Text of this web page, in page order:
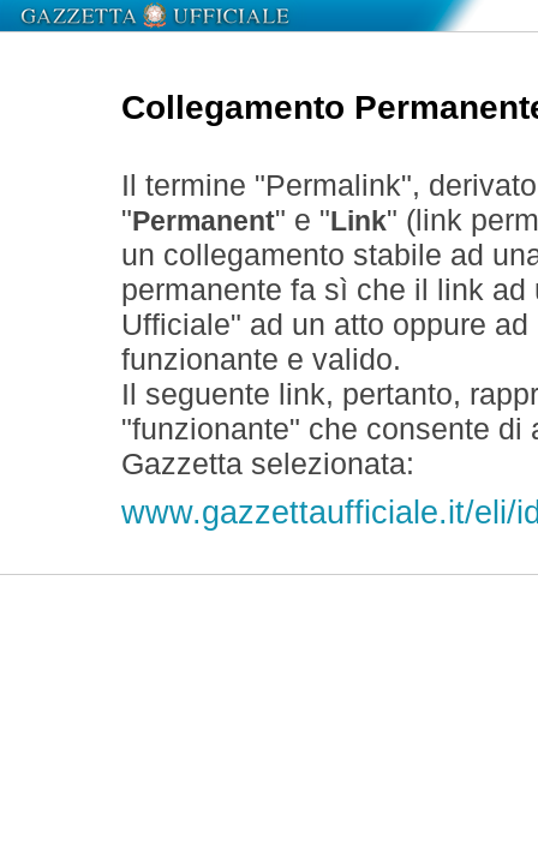
Collegamento
Il termine "Permalink",
" Permanent" e " Link" (link
un collegamento stabile ad
permanente fa sì che il link
Ufficiale" ad un atto oppure
funzionante e valido.
Il seguente link, pertanto,
"funzionante" che consente
Gazzetta selezionata:
www.gazzettaufficiale.it/eli/